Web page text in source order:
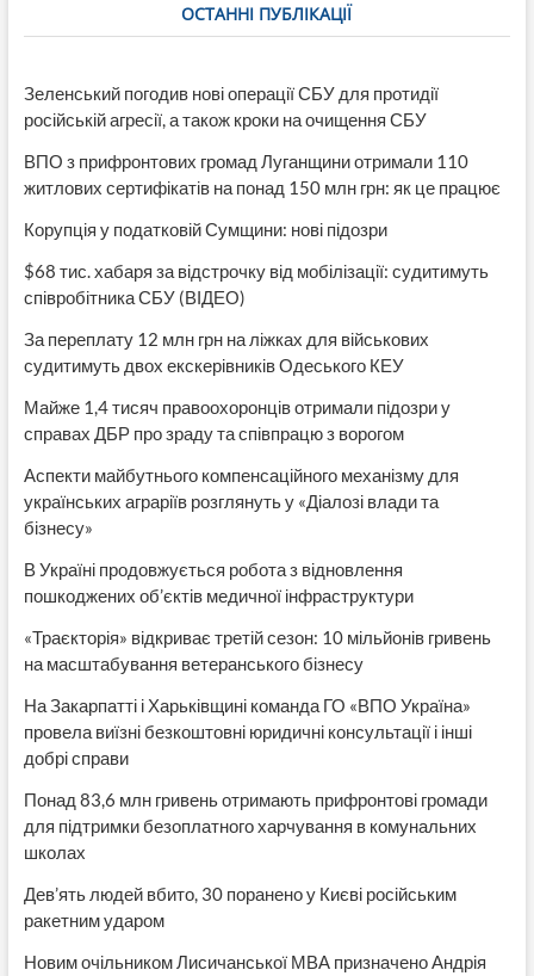
ОСТАННІ ПУБЛІКАЦІЇ
Зеленський погодив нові операції СБУ для протидії
російській агресії, а також кроки на очищення СБУ
ВПО з прифронтових громад Луганщини отримали 110
житлових сертифікатів на понад 150 млн грн: як це працює
Корупція у податковій Сумщини: нові підозри
$68 тис. хабаря за відстрочку від мобілізації: судитимуть
співробітника СБУ (ВІДЕО)
За переплату 12 млн грн на ліжках для військових
судитимуть двох екскерівників Одеського КЕУ
Майже 1,4 тисяч правоохоронців отримали підозри у
справах ДБР про зраду та співпрацю з ворогом
Аспекти майбутнього компенсаційного механізму для
українських аграріїв розглянуть у «Діалозі влади та
бізнесу»
В Україні продовжується робота з відновлення
пошкоджених об’єктів медичної інфраструктури
«Траєкторія» відкриває третій сезон: 10 мільйонів гривень
на масштабування ветеранського бізнесу
На Закарпатті і Харьківщині команда ГО «ВПО Україна»
провела виїзні безкоштовні юридичні консультації і інші
добрі справи
Понад 83,6 млн гривень отримають прифронтові громади
для підтримки безоплатного харчування в комунальних
школах
Дев’ять людей вбито, 30 поранено у Києві російським
ракетним ударом
Новим очільником Лисичанської МВА призначено Андрія